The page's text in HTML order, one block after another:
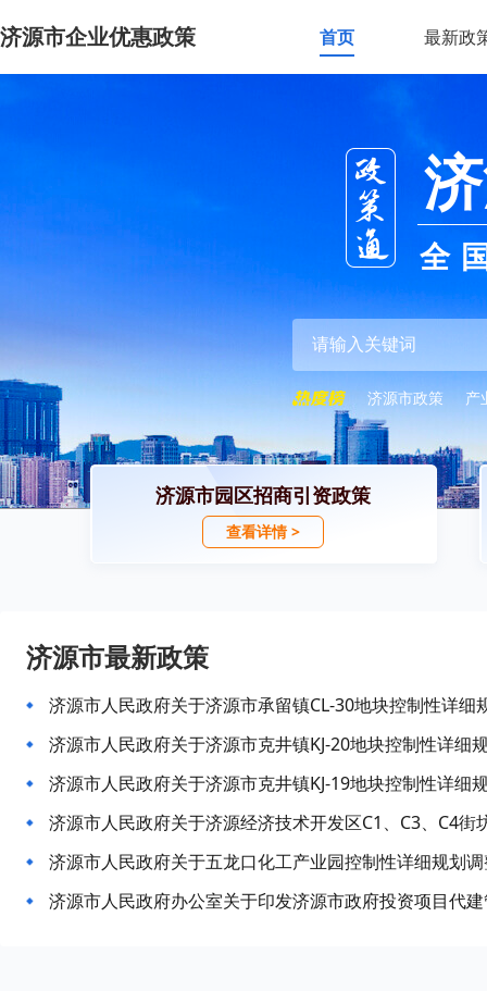
济源市企业优惠政策 首页 最新政
全
济源市政策 产
济源市园区招商引资政策
查看详情 >
济源市最新政策
济源市人民政府关于济源市承留镇CL-30地块控制性详细
济源市人民政府关于济源市克井镇KJ-20地块控制性详细
济源市人民政府关于济源市克井镇KJ-19地块控制性详细
济源市人民政府关于济源经济技术开发区C1、C3、C4街
济源市人民政府关于五龙口化工产业园控制性详细规划
济源市人民政府办公室关于印发济源市政府投资项目代